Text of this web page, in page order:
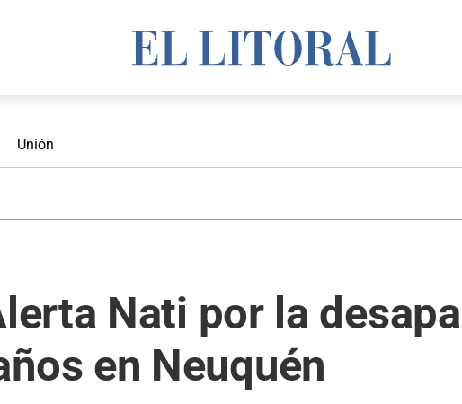
Unión
Nati por la
en Neuquén